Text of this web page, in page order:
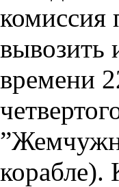
комиссия
вывозить
времени
корабле).